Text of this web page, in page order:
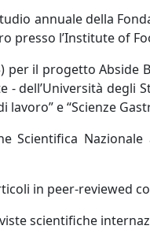
annuale della
presso l’Institute of
per il progetto Abside
- dell’Università degli
lavoro” e “Scienze
Scientifica
in peer-reviewed
scientifiche